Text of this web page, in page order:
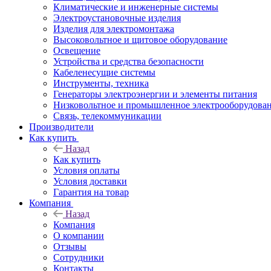
Климатические и инженерные системы
Электроустановочные изделия
Изделия для электромонтажа
Высоковольтное и щитовое оборудование
Освещение
Устройства и средства безопасности
Кабеленесущие системы
Инструменты, техника
Генераторы электроэнергии и элементы питания
Низковольтное и промышленное
Связь, телекоммуникации
Производители
Как купить
Назад
Как купить
Условия оплаты
Условия доставки
Гарантия на товар
Компания
Назад
Компания
О компании
Отзывы
Сотрудники
Контакты